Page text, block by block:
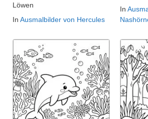
Löwen
In Ausmalbilder von Hercules
In